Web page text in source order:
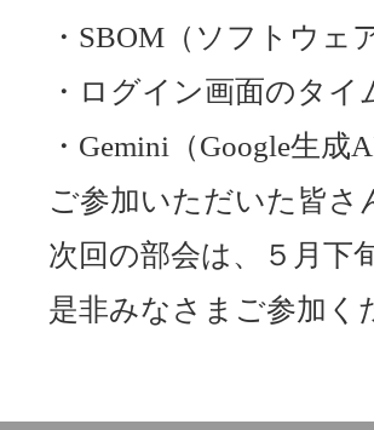
・SBOM（ソフトウェ
・ログイン画面のタ
・Gemini（Google生成
ご参加いただいた皆
次回の部会は、５月下
是非みなさまご参加く